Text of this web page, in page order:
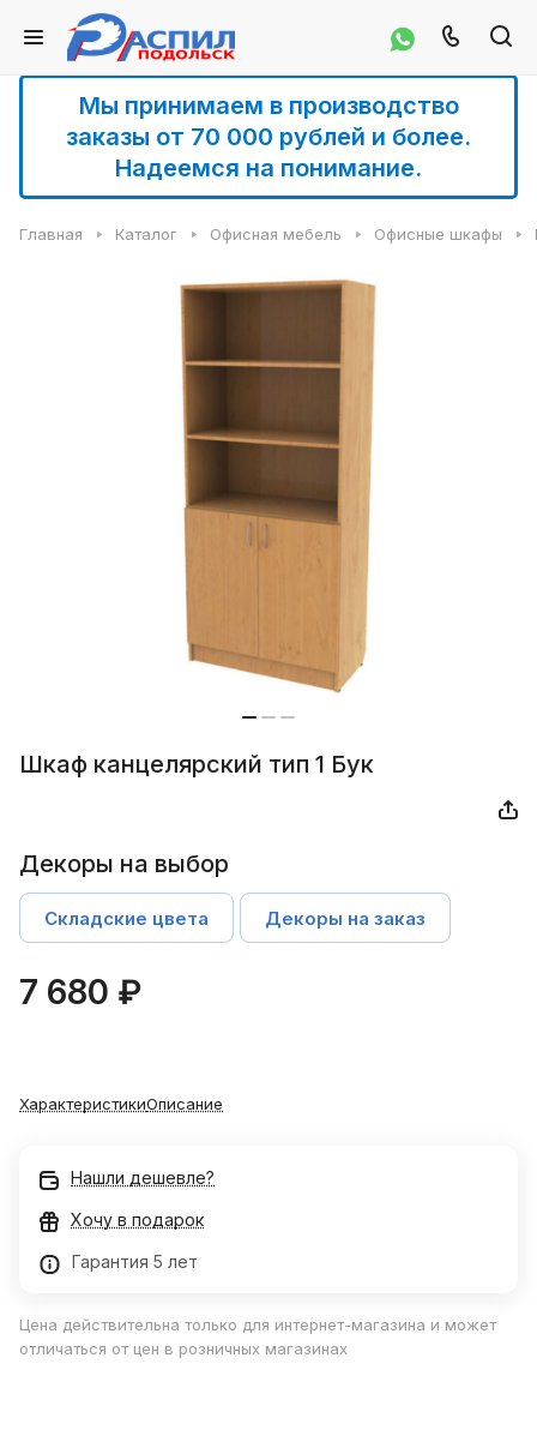
Мы принимаем в производство
заказы от 70 000 рублей и более.
Надеемся на понимание.
Главная Каталог Офисная мебель Офисные шкафы
Шкаф канцелярский тип 1 Бук
Декоры на выбор
Складские цвета Декоры на заказ
7 680 ₽
ХарактеристикиОписание
Нашли дешевле?
Хочу в подарок
Гарантия 5 лет
Цена действительна только для интернет-магазина и может
отличаться от цен в розничных магазинах